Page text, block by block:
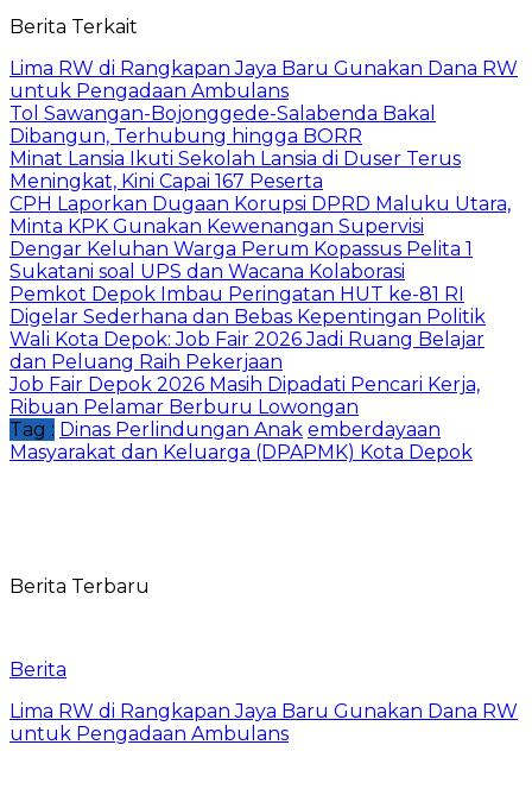
Berita Terkait
Lima RW di Rangkapan Jaya Baru Gunakan Dana RW
untuk Pengadaan Ambulans
Tol Sawangan-Bojonggede-Salabenda Bakal
Dibangun, Terhubung hingga BORR
Minat Lansia Ikuti Sekolah Lansia di Duser Terus
Meningkat, Kini Capai 167 Peserta
CPH Laporkan Dugaan Korupsi DPRD Maluku Utara,
Minta KPK Gunakan Kewenangan Supervisi
Dengar Keluhan Warga Perum Kopassus Pelita 1
Sukatani soal UPS dan Wacana Kolaborasi
Pemkot Depok Imbau Peringatan HUT ke-81 RI
Digelar Sederhana dan Bebas Kepentingan Politik
Wali Kota Depok: Job Fair 2026 Jadi Ruang Belajar
dan Peluang Raih Pekerjaan
Job Fair Depok 2026 Masih Dipadati Pencari Kerja,
Ribuan Pelamar Berburu Lowongan
Tag : Dinas Perlindungan Anak emberdayaan
Masyarakat dan Keluarga (DPAPMK) Kota Depok
Berita Terbaru
Berita
Lima RW di Rangkapan Jaya Baru Gunakan Dana RW
untuk Pengadaan Ambulans